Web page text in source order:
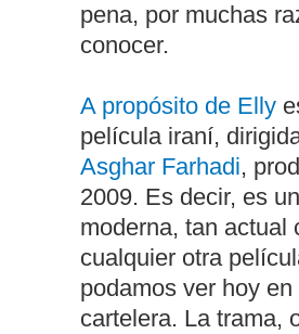
pena, por muchas
conocer.
A propósito de Elly
película iraní,
Asghar Farhadi,
2009. Es decir, es
moderna, tan actual
cualquier otra
podamos ver hoy en
cartelera. La trama,